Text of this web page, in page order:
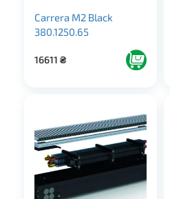
Carrera M2 Black
380.1250.65
16611 ₴